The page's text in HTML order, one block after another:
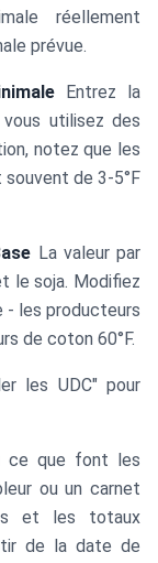
réellement
prévue.
Entrez la
utilisez des
notez que les
de 3-5°F
La valeur par
le soja. Modifiez
les producteurs
de coton 60°F.
les UDC" pour
ce que font les
ou un carnet
et les totaux
de la date de